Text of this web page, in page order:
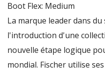
Boot Flex: Medium
La marque leader dans
l'introduction d'une
nouvelle étape logique
mondial. Fischer utilise